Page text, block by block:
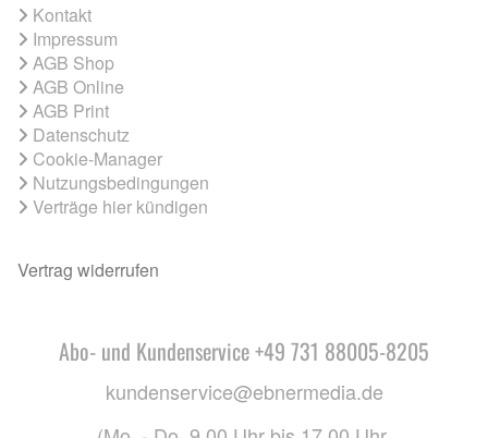
Kontakt
Impressum
AGB Shop
AGB Online
AGB Print
Datenschutz
Cookie-Manager
Nutzungsbedingungen
Verträge hier kündigen
Vertrag widerrufen
Abo- und Kundenservice +49 731 88005-8205
kundenservice@ebnermedia.de